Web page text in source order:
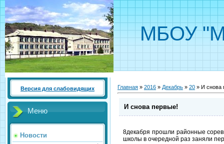
МБОУ
Версия для слабовидящих
Меню
Новости
Главная » 2016 » Декабрь » 20 » И снова
И снова первые!
8декабря прошли районные
школы в очередной раз заняли